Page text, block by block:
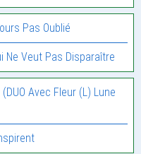
Pas Oublié
Ne Veut Pas Disparaître
Avec Fleur (L) Lune